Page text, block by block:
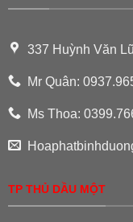
337 Huỳnh Văn
Mr Quân:
Ms Thoa:
TP THỦ DẦU MỘT